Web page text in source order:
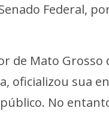
Federal,
de Mato Grosso
oficializou sua
No